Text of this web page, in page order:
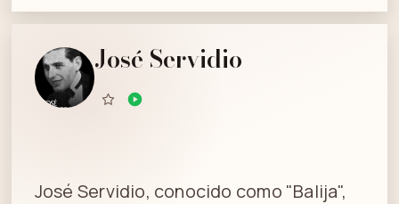
José Servidio
José Servidio, conocido como "Balija",